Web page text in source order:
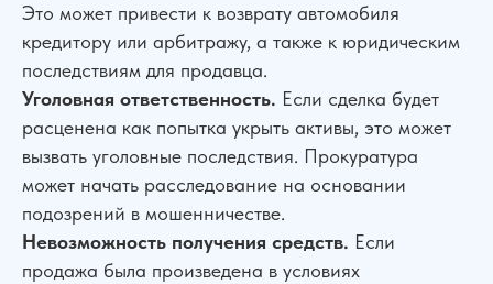
Это может привести к возврату автомобиля
кредитору или арбитражу, а также к юридическим
последствиям для продавца.
Уголовная ответственность. Если сделка будет
расценена как попытка укрыть активы, это может
вызвать уголовные последствия. Прокуратура
может начать расследование на основании
подозрений в мошенничестве.
Невозможность получения средств. Если
продажа была произведена в условиях